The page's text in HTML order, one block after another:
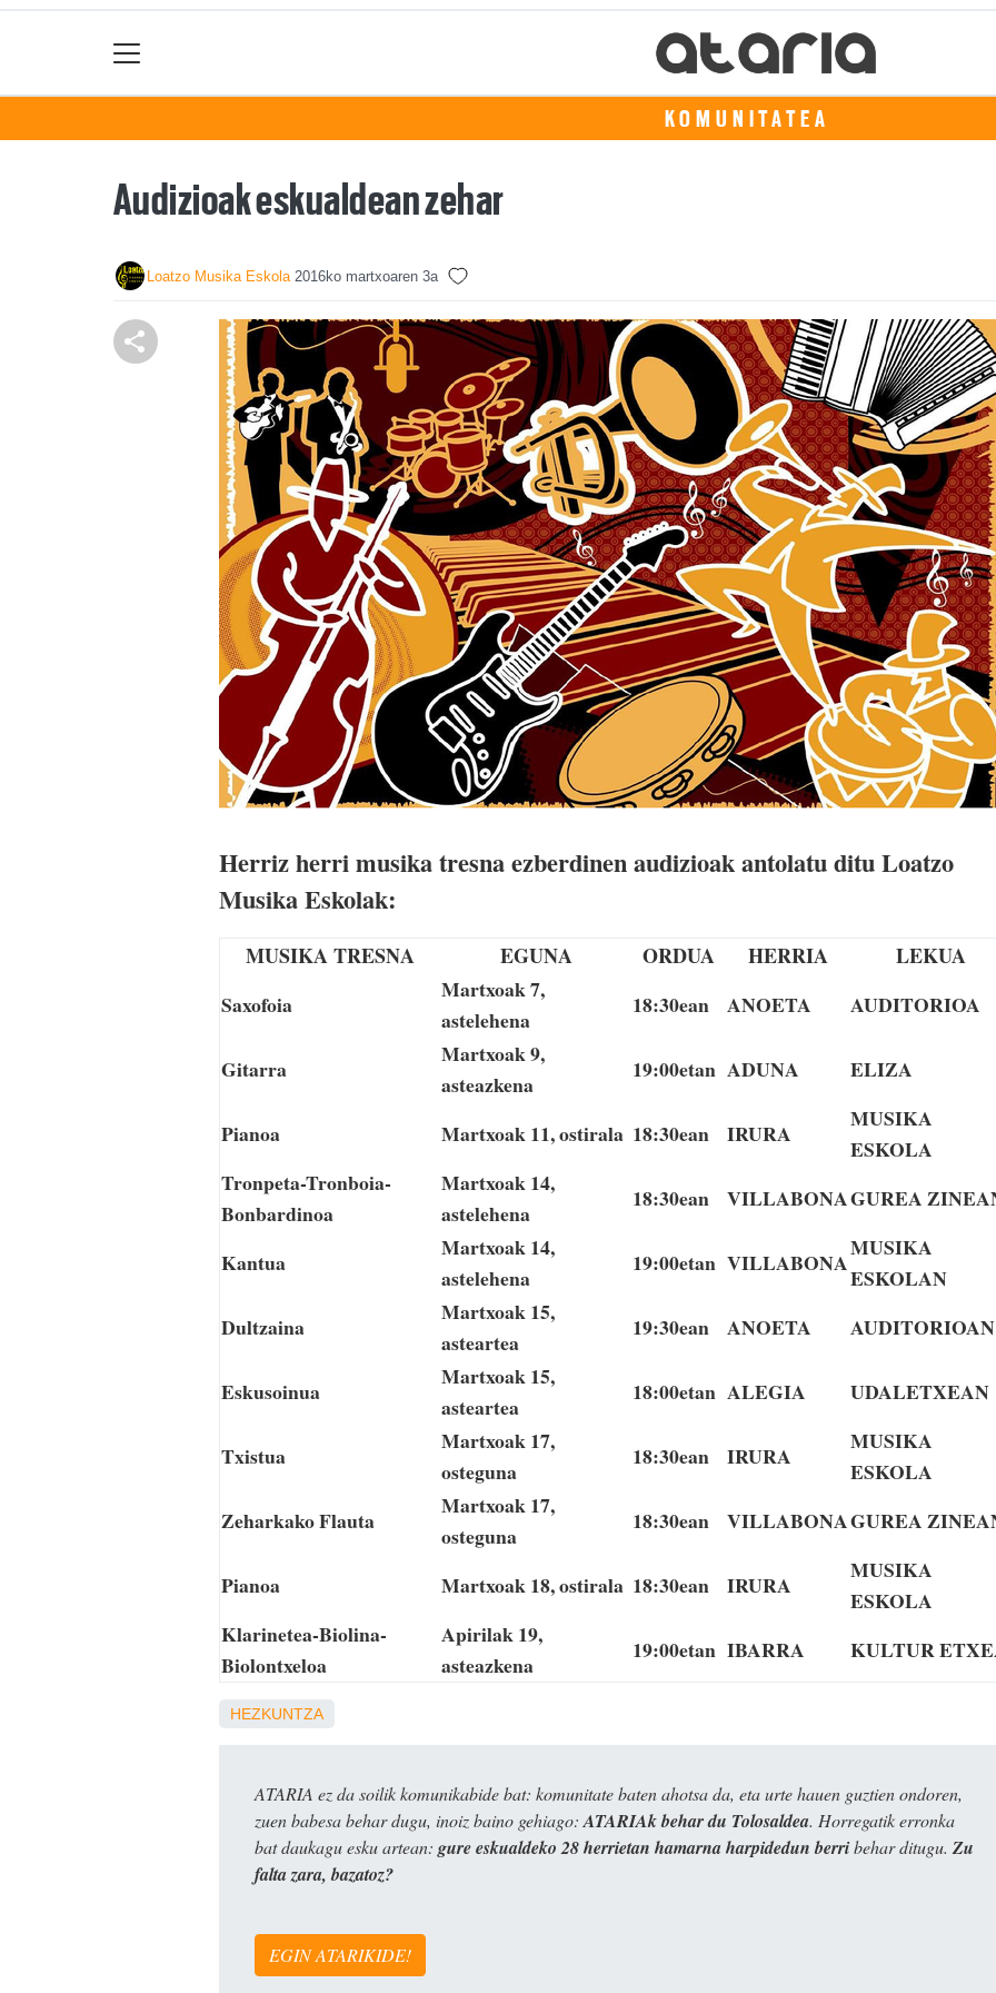
KOMUNITATEA
Audizioak eskualdean zehar
Loatzo Musika Eskola 2016ko martxoaren 3a
Herriz herri musika tresna ezberdinen audizioak antolatu ditu Loatzo
Musika Eskolak:
MUSIKA TRESNA EGUNA ORDUA HERRIA
LEKUA
Saxofoia
Martxoak 7,
astelehena
18:30ean ANOETA AUDITORIOA
Gitarra
Martxoak 9,
asteazkena
19:00etan ADUNA ELIZA
Pianoa Martxoak 11, ostirala 18:30ean IRURA
MUSIKA
ESKOLA
Tronpeta-Tronboia-
Bonbardinoa
Martxoak 14,
astelehena
18:30ean VILLABONAGUREA
Kantua
Martxoak 14,
astelehena
19:00etan VILLABONA
MUSIKA
ESKOLAN
Dultzaina
Martxoak 15,
asteartea
19:30ean ANOETA AUDITORIOAN
Eskusoinua
Martxoak 15,
asteartea
18:00etan ALEGIA UDALETXEAN
Txistua
Martxoak 17,
osteguna
18:30ean IRURA
MUSIKA
ESKOLA
Zeharkako Flauta
Martxoak 17,
osteguna
18:30ean VILLABONAGUREA
Pianoa Martxoak 18, ostirala 18:30ean IRURA
MUSIKA
ESKOLA
Klarinetea-Biolina-
Biolontxeloa
Apirilak 19,
asteazkena
19:00etan IBARRA KULTUR
HEZKUNTZA
ATARIA ez da soilik komunikabide bat: komunitate baten ahotsa da, eta urte hauen guztien ondoren,
zuen babesa behar dugu, inoiz baino gehiago: ATARIAk behar du Tolosaldea. Horregatik erronka
bat daukagu esku artean: gure eskualdeko 28 herrietan hamarna harpidedun berribehar ditugu. Zu
falta zara, bazatoz?
EGIN ATARIKIDE!